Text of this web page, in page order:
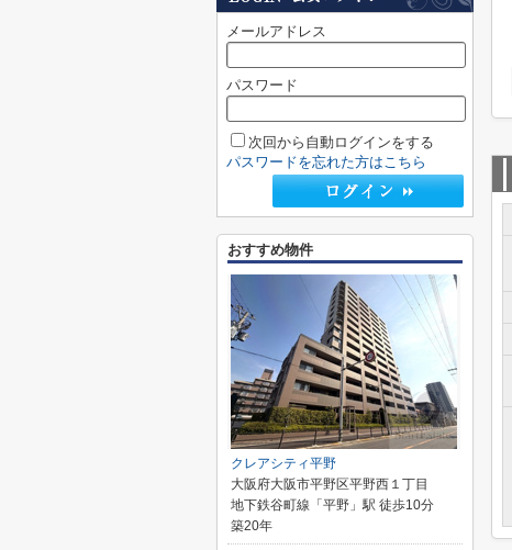
メールアドレス
パスワード
次回から自動ログインをする
パスワードを忘れた方はこちら
おすすめ物件
クレアシティ平野
大阪府大阪市平野区平野西１丁目
地下鉄谷町線「平野」駅 徒歩10分
築20年